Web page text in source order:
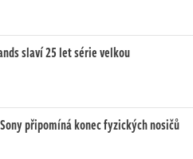
slaví 25 let série velkou
připomíná konec fyzických nosičů